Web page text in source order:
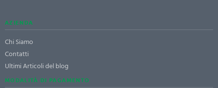
AZIENDA
Chi Siamo
Contatti
Ultimi Articoli del blog
MODALITÀ DI PAGAMENTO